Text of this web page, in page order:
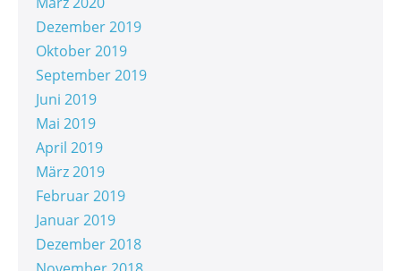
Dezember 2019
Oktober 2019
September 2019
Juni 2019
Mai 2019
April 2019
März 2019
Februar 2019
Januar 2019
Dezember 2018